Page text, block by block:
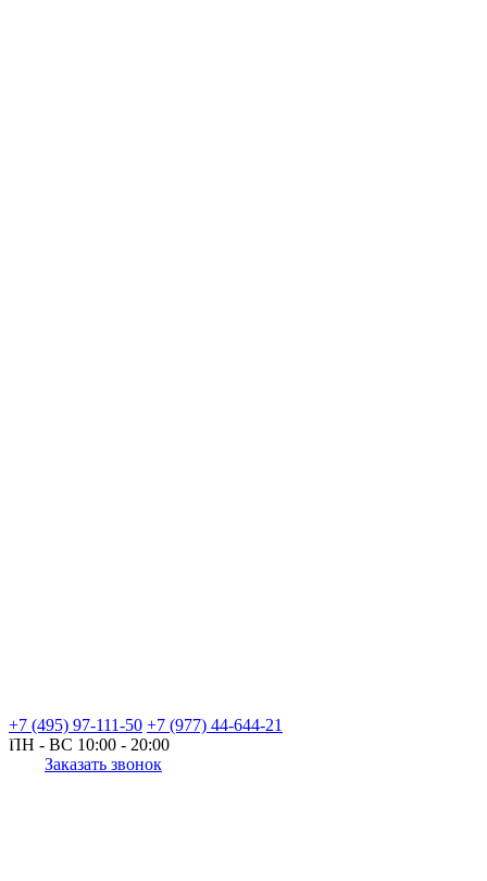
+7 (495) 97-111-50 +7 (977) 44-644-21
ПН - ВС 10:00 - 20:00
Заказать звонок